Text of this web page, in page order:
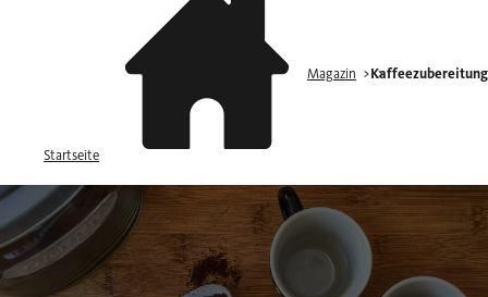
Startseite
Magazin Kaffeezubereitung